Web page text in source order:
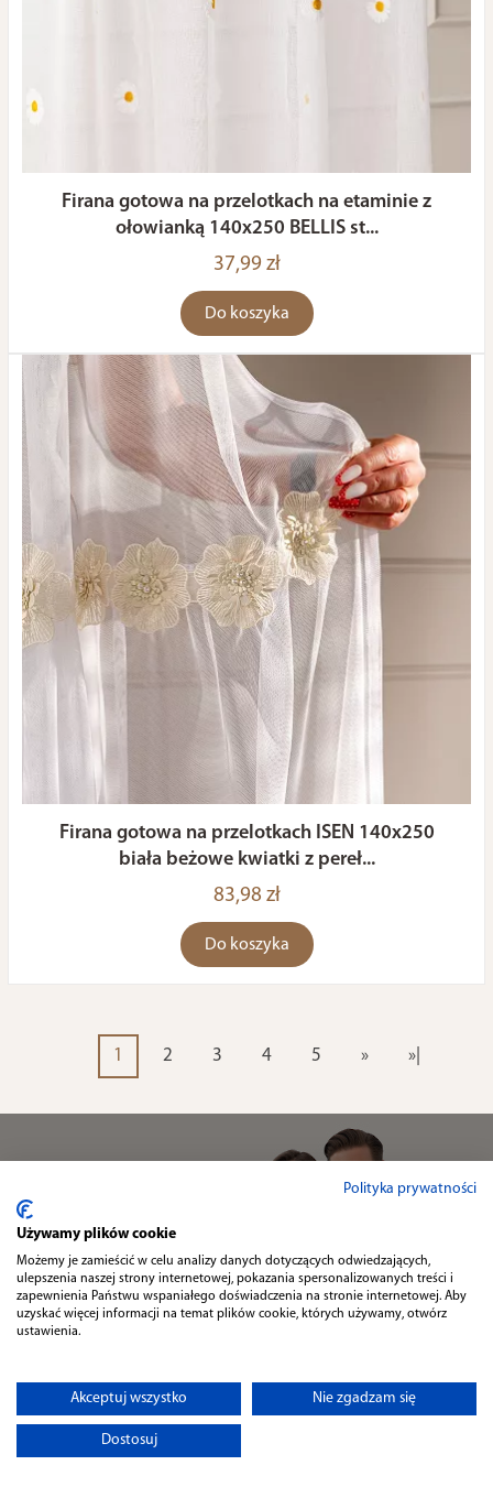
Firana gotowa na przelotkach na etaminie z
ołowianką 140x250 BELLIS st...
37,99 zł
Do koszyka
Firana gotowa na przelotkach ISEN 140x250
biała beżowe kwiatki z pereł...
83,98 zł
Do koszyka
1 2 3 4 5 » »|
Zapisz się do naszego
Wyrażam zgodę na przetwarzanie moich danych osobowych zgodnie z
Informacje
Polityka prywatności
Używamy plików cookie
Możemy je zamieścić w celu analizy danych dotyczących odwiedzających,
ulepszenia naszej strony internetowej, pokazania spersonalizowanych treści i
zapewnienia Państwu wspaniałego doświadczenia na stronie internetowej. Aby
uzyskać więcej informacji na temat plików cookie, których używamy, otwórz
ustawienia.
Akceptuj wszystko Nie zgadzam się
Dostosuj